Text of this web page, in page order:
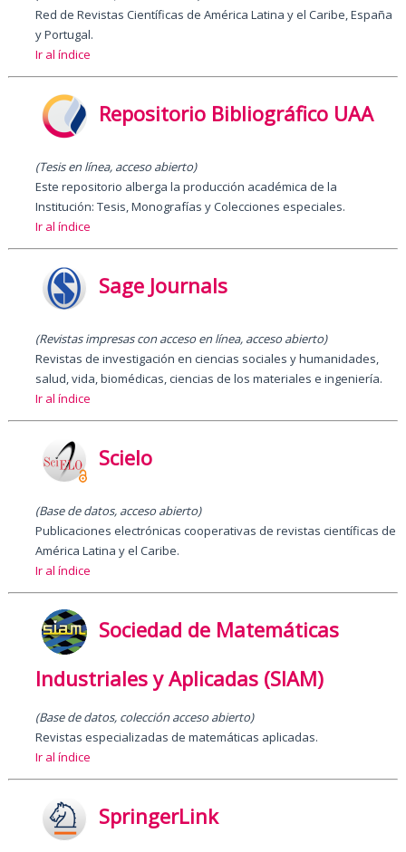
Red de Revistas Científicas de América Latina y el Caribe, España
y Portugal.
Ir al índice
Repositorio Bibliográfico UAA
(Tesis en línea, acceso abierto)
Este repositorio alberga la producción académica de la
Institución: Tesis, Monografías y Colecciones especiales.
Ir al índice
Sage Journals
(Revistas impresas con acceso en línea, acceso abierto)
Revistas de investigación en ciencias sociales y humanidades,
salud, vida, biomédicas, ciencias de los materiales e ingeniería.
Ir al índice
Scielo
(Base de datos, acceso abierto)
Publicaciones electrónicas cooperativas de revistas científicas de
América Latina y el Caribe.
Ir al índice
Sociedad de Matemáticas
Industriales y Aplicadas (SIAM)
(Base de datos, colección acceso abierto)
Revistas especializadas de matemáticas aplicadas.
Ir al índice
SpringerLink